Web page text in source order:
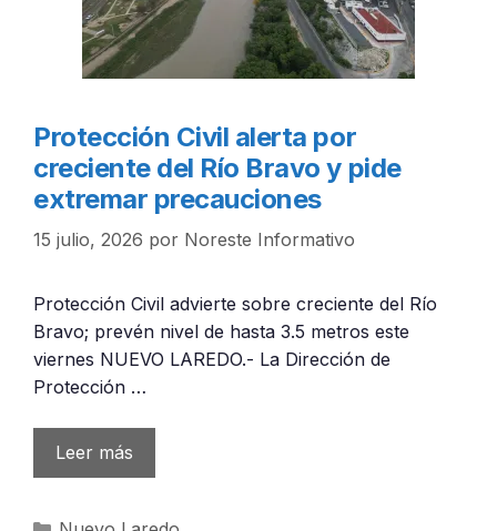
Protección Civil alerta por
creciente del Río Bravo y pide
extremar precauciones
15 julio, 2026 por Noreste Informativo
Protección Civil advierte sobre creciente del Río
Bravo; prevén nivel de hasta 3.5 metros este
viernes NUEVO LAREDO.- La Dirección de
Protección …
Leer más
Categorías